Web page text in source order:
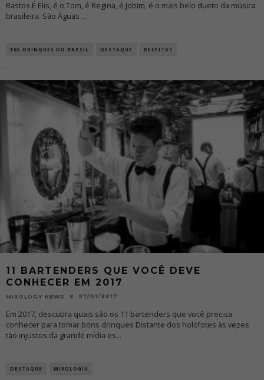
Bastos É Elis, é o Tom, é Regina, é Jobim, é o mais belo dueto da música
brasileira. São Águas ...
365 DRINQUES DO BRASIL DESTAQUE RECEITAS
11 BARTENDERS QUE VOCÊ DEVE
CONHECER EM 2017
MIXOLOGY NEWS 07/01/2017
Em 2017, descubra quais são os 11 bartenders que você precisa
conhecer para tomar bons drinques Distante dos holofotes às vezes
tão injustos da grande mídia es...
DESTAQUE MIXOLOGIA